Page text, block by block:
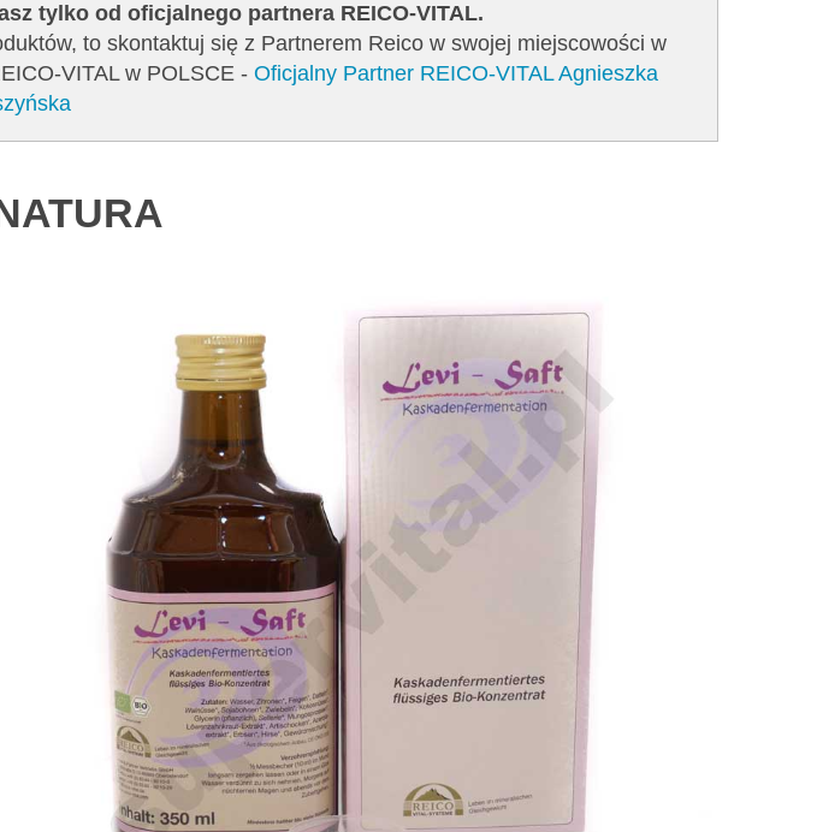
tylko od oficjalnego partnera REICO-VITAL.
to skontaktuj się z Partnerem Reico w swojej miejscowości w
VITAL w POLSCE - Oficjalny Partner REICO-VITAL Agnieszka